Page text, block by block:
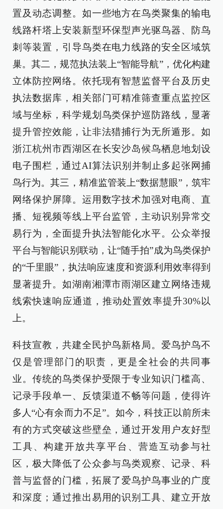
置及动态调整。如一些地方在鸟类聚集的输电
线路杆塔上安装新型环保型声光驱鸟器、防鸟
刺等装置，引导鸟类在电力线路的安全区域筑
巢。其二，规范执法装上“智能导航”，优化构建
立体防控网络。依托现有智慧监督平台及历史
执法数据库，相关部门可精准筛查重点监控区
域与坐标，科学规划鸟类保护巡防路线，显著
提升管控效能，让非法猎捕行为无所遁形。如
浙江杭州市西湖区在长安沙岛候鸟栖息地划设
电子围栏，通过AI算法识别并制止多起张网捕
鸟行为。其三，精准监管装上“数据慧眼”，筑牢
网络保护屏障。运用数字技术加强对电商、直
播、短视频等线上平台监管，主动识别异常交
易行为，全面提升执法智能化水平。公众举报
平台与智能识别联动，让“随手拍”成为鸟类保护
的“千里眼”，执法响应速度和资源利用效率得到
显著提升。如湖南湘潭市雨湖区建立网络违规
线索快速响应通道，推动处置效率提升30%以
上。
科技宣教，共建全民护鸟新格局。爱鸟护鸟不
仅是管理部门的职责，更是全社会的共同事
业。传统的鸟类保护受限于专业知识门槛高、
记录手段单一、反馈渠道不畅等问题，使得许
多人“心有余而力不足”。如今，科技正以前所未
有的方式突破这些壁垒，通过开发用户友好型
工具、构建开放共享平台、营造互动参与社
区，极大降低了公众参与鸟类观察、记录、科
普与监督的门槛，拓展了爱鸟护鸟事业的广度
和深度；通过推出易用的识别工具、建立开放